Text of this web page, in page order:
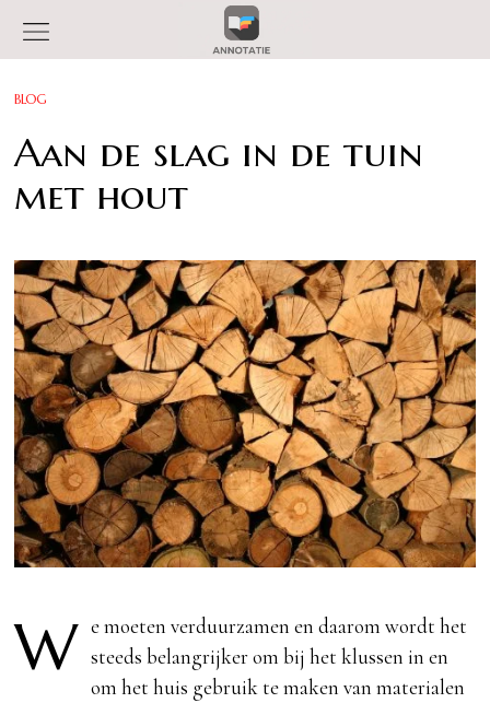
BLOG
Aan de slag in de tuin
met hout
W e moeten verduurzamen en daarom wordt het
steeds belangrijker om bij het klussen in en
om het huis gebruik te maken van materialen